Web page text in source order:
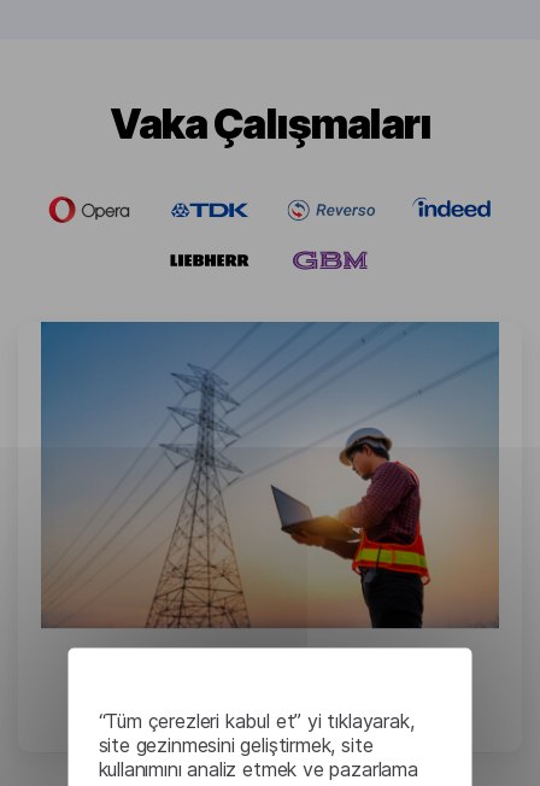
“Tüm çerezleri kabul et” yi tıklayarak,
site gezinmesini geliştirmek, site
kullanımını analiz etmek ve pazarlama
Vaka Çalışmaları
Güvenilir Belge Çevirisi